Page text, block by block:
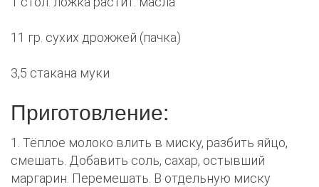
11 гр. сухих дрожжей (пачка)
3,5 стакана муки
Приготовление:
1. Тёплое молоко влить в миску, разбить яйцо,
смешать. Добавить соль, сахар, остывший
маргарин. Перемешать. В отдельную миску